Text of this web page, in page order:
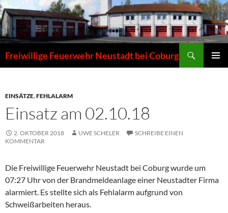
Zum
Inhalt
springen
Freiwillige Feuerwehr Neustadt bei Coburg
EINSÄTZE,FEHLALARM
Einsatz am 02.10.18
2. OKTOBER 2018 UWE SCHELER
SCHREIBE EINEN
KOMMENTAR
Die Freiwillige Feuerwehr Neustadt bei Coburg wurde um
07:27 Uhr von der Brandmeldeanlage einer Neustadter Firma
alarmiert. Es stellte sich als Fehlalarm aufgrund von
Schweißarbeiten heraus.